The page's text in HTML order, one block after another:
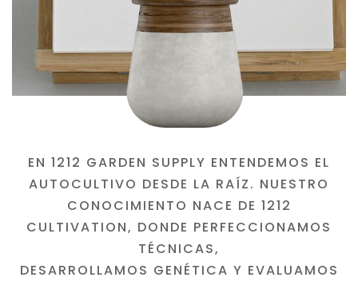
EN 1212 GARDEN SUPPLY ENTENDEMOS EL
AUTOCULTIVO DESDE LA RAÍZ. NUESTRO
CONOCIMIENTO NACE DE 1212
CULTIVATION, DONDE PERFECCIONAMOS
TÉCNICAS,
DESARROLLAMOS GENÉTICA Y EVALUAMOS